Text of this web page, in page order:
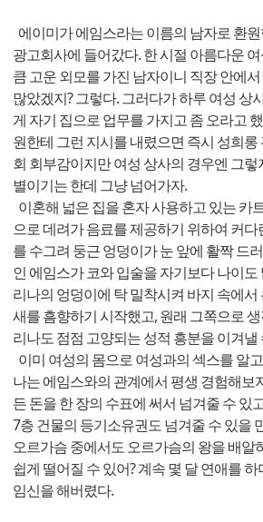
에이미가 에임스라는 이름의 남자로 환
광고회사에 들어갔다. 한 시절 아름다운
큼 고운 외모를 가진 남자이니 직장 안에
많았겠지? 그렇다. 그러다가 하루 여성 상
게 자기 집으로 업무를 가지고 좀 오라고
원한테 그런 지시를 내렸으면 즉시 성희
회 회부감이지만 여성 상사의 경우엔 그렇
별이기는 한데 그냥 넘어가자.
이혼해 넓은 집을 혼자 사용하고 있는 카
으로 데려가 음료를 제공하기 위하여 커
를 수그려 둥근 엉덩이가 눈 앞에 활짝 드
인 에임스가 코와 입술을 자기보다 나이
리나의 엉덩이에 탁 밀착시켜 바지 속에
새를 흠향하기 시작했고, 원래 그쪽으로
리나도 점점 고양되는 성적 흥분을 이겨낼
이미 여성의 몸으로 여성과의 섹스를 알
나는 에임스와의 관계에서 평생 경험해보
든 돈을 한 장의 수표에 써서 넘겨줄 수 있
7층 건물의 등기소유권도 넘겨줄 수 있을
오르가슴 중에서도 오르가슴의 왕을 배알
쉽게 떨어질 수 있어? 계속 몇 달 연애를
임신을 해버렸다.